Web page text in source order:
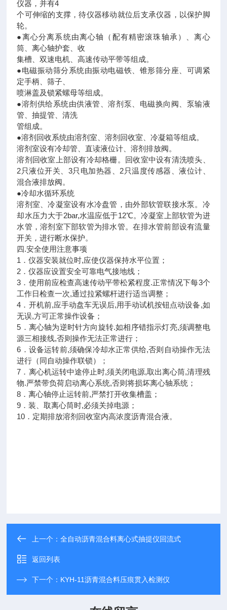
仪器，并有4
个可伸缩的支撑，待仪器移动就位后支承仪器，以保护脚
轮。
●离心分离系统由离心轴（配有精密滚珠轴承）、离心
筒、离心轴护套、收
集槽、双速电机、高速传动平带等组成。
●电磁振动筛分系统由振动电磁铁、锥形筛分座、可调紧
定手柄、筛子、
喷淋盖及锁紧螺母等组成。
●溶剂供给系统由供液管、溶剂泵、电磁换向阀、泵输液
管、抽提管、清洗
管组成。
●溶剂回收系统由溶剂室、溶剂回收室、冷凝箱等组成。
溶剂室设有冷却管、直读液位计、溶剂排放阀。
溶剂回收室上部设有冷却格栅。回收室中设有清洗喷头、
2只液位开关、3只电加热器、2只温度传感器、液位计、
混合液排放阀。
●冷却水循环系统
溶剂室、冷凝室设有水冷盘管，由外部软管联接水泵。冷
却水压力大于2bar,水温应低于12℃。冷凝室上部软管为进
水管，溶剂室下部软管为排水管。在排水管前部设有流量
开关，进行断水保护。
四.安全使用注意事项
1．仪器安装就位时,应使仪器保持水平位置；
2．仪器应设置安全可靠电气接地线；
3．使用前应检查高速传动平带松紧程度.正常情况下每3个
工作日检查一次,通过拉紧螺杆进行适当调整；
4．开机前,应手动盘车无误后,用手动试机按钮点动设备,如
无误,方可正常操作设备；
5．离心轴为逆时针方向旋转.如相序错指示灯亮,须调整电
源三相接线,否则操作无法正常进行；
6．设备运转前,须确保冷却水正常供给,否则自动操作无法
进行（同自动操作联锁）；
7．离心机运转中途停止时,须关闭电源,取出离心筒,清理残
物.严禁带负荷启动离心系统,否则将损坏离心轴系统；
8．离心轴停止运转前,严禁打开收集槽盖；
9．装、取离心筒时,必须关掉电源；
10．定期排放溶剂回收室内高浓度沥青混合液。
上一个：全自动沥青混合料离心式抽提仪回流式
返回列表
下一个： KYH-11沥青混合料压痕贯入检测仪